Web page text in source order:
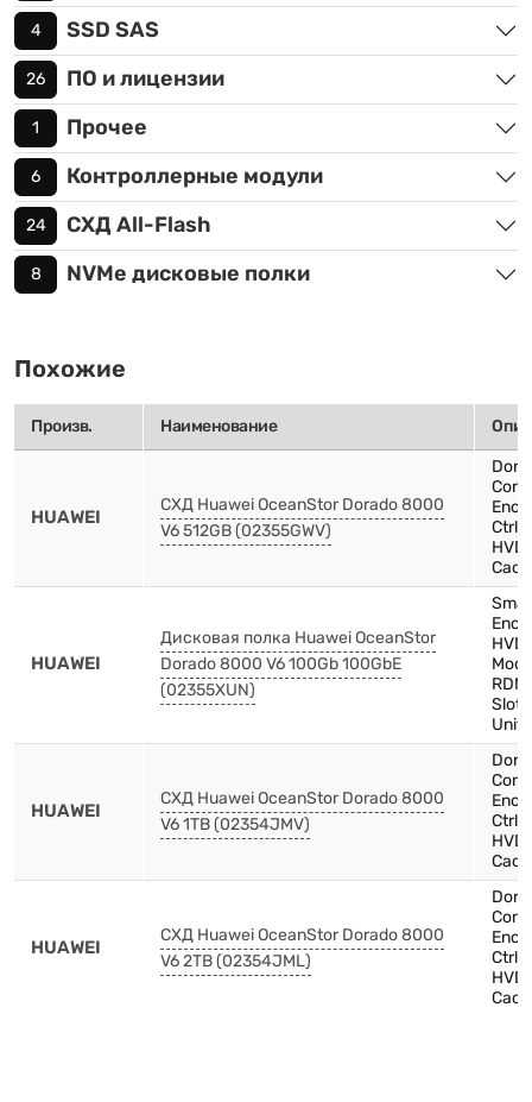
4 SSD SAS
26 ПО и лицензии
1 Прочее
6 Контроллерные модули
24 СХД All-Flash
8 NVMe дисковые полки
Похожие
Произв. Наименование
HUAWEI
СХД Huawei OceanStor Dorado 8000
V6 512GB (02355GWV)
HUAWEI
Дисковая полка Huawei OceanStor
Dorado 8000 V6 100Gb 100GbE
(02355XUN)
HUAWEI
СХД Huawei OceanStor Dorado 8000
V6 1TB (02354JMV)
HUAWEI
СХД Huawei OceanStor Dorado 8000
V6 2TB (02354JML)